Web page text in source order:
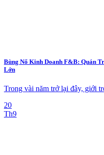
Bùng Nổ Kinh Doanh F&B: Quán
Lớn
Trong vài năm trở lại đây, giới
20
Th9